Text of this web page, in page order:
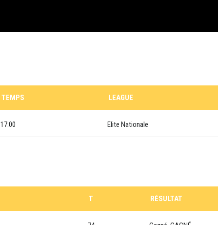
TEMPS LEAGUE
17:00 Elite Nationale
T RÉSULTAT